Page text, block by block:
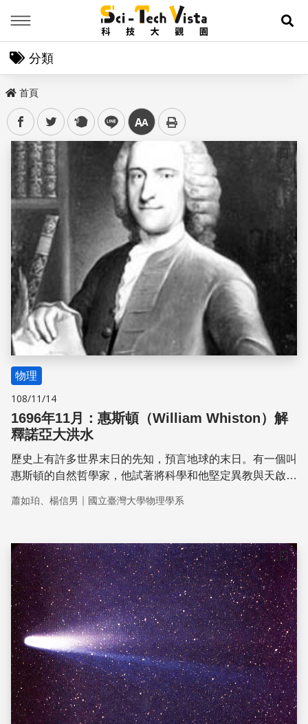
展
分類
首頁
facebooktwitter plurk line 中
儲存
物理
108/11/14
1696年11月：惠斯頓（William Whiston）解
釋諾亞大洪水
歷史上有許多世界末日的先知，預言地球的末日。有一個叫
惠斯頓的自然哲學家，他試著將科學和他堅定異教與天啟的
蕭如珀、楊信男 ｜ 國立臺灣大學物理學系
儲存